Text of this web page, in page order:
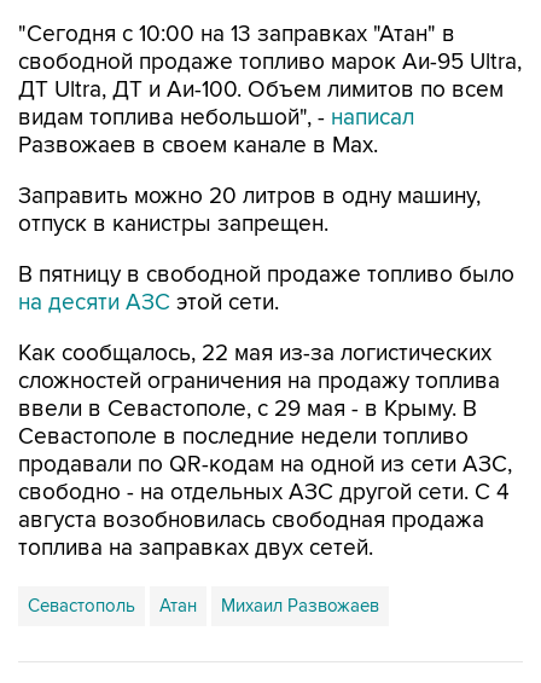
"Сегодня с 10:00 на 13 заправках "Атан" в
свободной продаже топливо марок Аи-95 Ultra,
ДТ Ultra, ДТ и Аи-100. Объем лимитов по всем
видам топлива небольшой", - написал
Развожаев в своем канале в Max.
Заправить можно 20 литров в одну машину,
отпуск в канистры запрещен.
В пятницу в свободной продаже топливо было
на десяти АЗС этой сети.
Как сообщалось, 22 мая из-за логистических
сложностей ограничения на продажу топлива
ввели в Севастополе, с 29 мая - в Крыму. В
Севастополе в последние недели топливо
продавали по QR-кодам на одной из сети АЗС,
свободно - на отдельных АЗС другой сети. С 4
августа возобновилась свободная продажа
топлива на заправках двух сетей.
Севастополь Атан Михаил Развожаев